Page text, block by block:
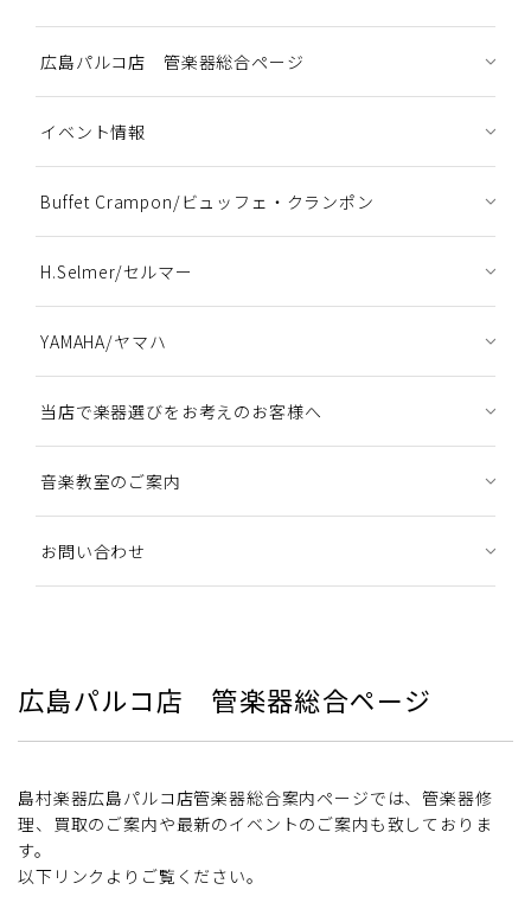
広島パルコ店 管楽器総合ページ
イベント情報
Buffet Crampon/ビュッフェ・クランポン
H.Selmer/セルマー
YAMAHA/ヤマハ
当店で楽器選びをお考えのお客様へ
音楽教室のご案内
お問い合わせ
広島パルコ店 管楽器総合ページ
島村楽器広島パルコ店管楽器総合案内ページでは、管楽器修
理、買取のご案内や最新のイベントのご案内も致しておりま
す。
以下リンクよりご覧ください。